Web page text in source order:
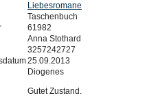
Liebesromane
Taschenbuch
61982
Anna Stothard
3257242727
25.09.2013
Diogenes
Gutet Zustand.